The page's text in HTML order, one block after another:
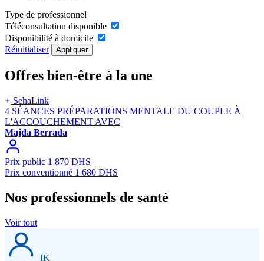
Type de professionnel
Téléconsultation disponible
Disponibilité à domicile
Réinitialiser
Appliquer
Offres bien-être à la une
SehaLink
4 SÉANCES PRÉPARATIONS MENTALE DU COUPLE À
L'ACCOUCHEMENT AVEC
Majda Berrada
Prix public 1 870 DHS
Prix conventionné 1 680 DHS
Nos professionnels de santé
Voir tout
IK